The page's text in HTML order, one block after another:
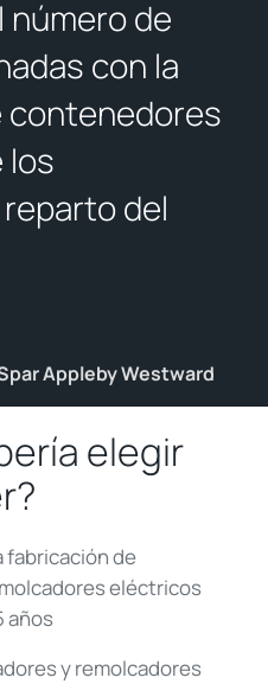
número de
con la
contenedores
los
del
Appleby Westward
elegir
fabricación de
eléctricos
años
y remolcadores